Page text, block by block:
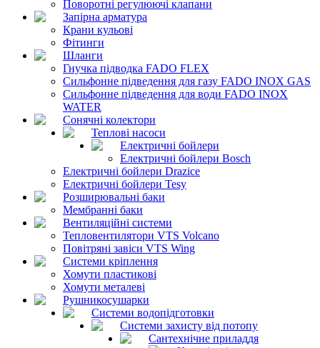
Поворотні регулюючі клапани
Запірна арматура
Крани кульові
Фітинги
Шланги
Гнучка підводка FADO FLEX
Сильфонне підведення для газу FADO INOX GAS
Сильфонне підведення для води FADO INOX
WATER
Сонячні колектори
Теплові насоси
Електричні бойлери
Електричні бойлери Bosch
Електричні бойлери Drazice
Електричні бойлери Tesy
Розширювальні баки
Мембранні баки
Вентиляційні системи
Тепловентилятори VTS Volcano
Повітряні завіси VTS Wing
Системи кріплення
Хомути пластикові
Хомути металеві
Рушникосушарки
Системи водопідготовки
Системи захисту від потопу
Сантехнічне приладдя